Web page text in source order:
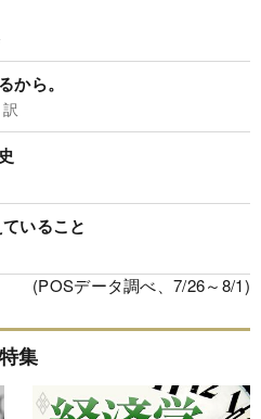
から。
いること
(POSデータ調べ、7/26～8/1)
特集